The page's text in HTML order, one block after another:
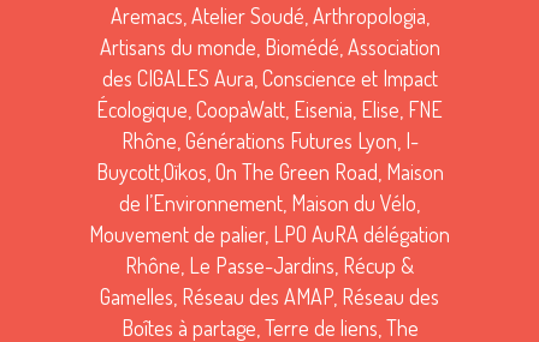
Aremacs, Atelier Soudé, Arthropologia,
Artisans du monde, Biomédé, Association
des CIGALES Aura, Conscience et Impact
Écologique, CoopaWatt, Eisenia, Elise, FNE
Rhône, Générations Futures Lyon, I-
Buycott,Oïkos, On The Green Road, Maison
de l’Environnement, Maison du Vélo,
Mouvement de palier, LPO AuRA délégation
Rhône, Le Passe-Jardins, Récup &
Gamelles, Réseau des AMAP, Réseau des
Boîtes à partage, Terre de liens, The